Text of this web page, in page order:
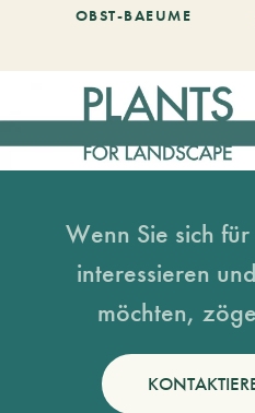
OBST-BAEUME
Wenn Sie sich
interessieren
möchten,